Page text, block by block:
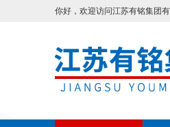
你好，欢迎访问江苏有铭集团